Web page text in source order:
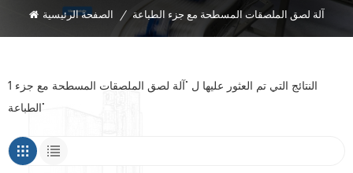
الصفحة الرئيسية / آلة لصق الملصقات المسطحة مع جزء الطباعة
1 النتائج التي تم العثور عليها ل "آلة لصق الملصقات المسطحة مع جزء